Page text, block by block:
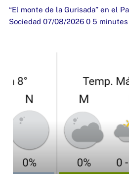
“El monte de la Gurisada” en el
Sociedad 07/08/2026 0 5